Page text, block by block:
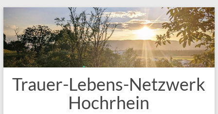
Inhalt
springen
Trauer-Lebens-Netzwerk
Hochrhein